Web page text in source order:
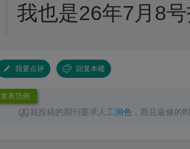
我也是26年7月8
我要点评 回复本楼
发表范例
我投稿的期刊要求人工润色 ，而且返修的